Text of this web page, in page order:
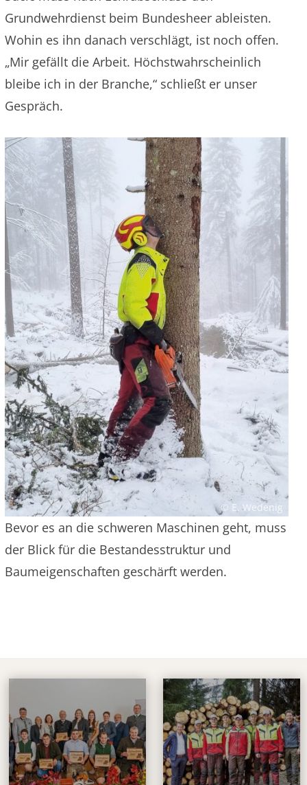
Grundwehrdienst beim Bundesheer ableisten.
Wohin es ihn danach verschlägt, ist noch offen.
„Mir gefällt die Arbeit. Höchstwahrscheinlich
bleibe ich in der Branche,“ schließt er unser
Gespräch.
© E. Wedenig
Bevor es an die schweren Maschinen geht, muss
der Blick für die Bestandesstruktur und
Baumeigenschaften geschärft werden.